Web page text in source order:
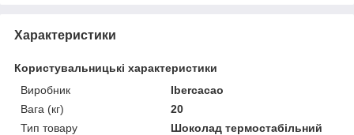
Характеристики
Користувальницькі характеристики
Виробник
Ibercacao
Вага (кг)
20
Тип товару
Шоколад термостабільний